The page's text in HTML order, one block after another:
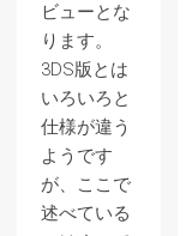
ビューとな
ります。
3DS版とは
いろいろと
仕様が違う
ようです
が、ここで
述べている